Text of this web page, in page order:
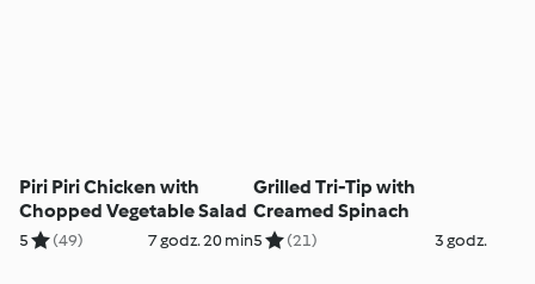
Piri Piri Chicken with
Chopped Vegetable Salad
5 (49) 7 godz. 20 min
Grilled Tri-Tip with
Creamed Spinach
5 (21) 3 godz.